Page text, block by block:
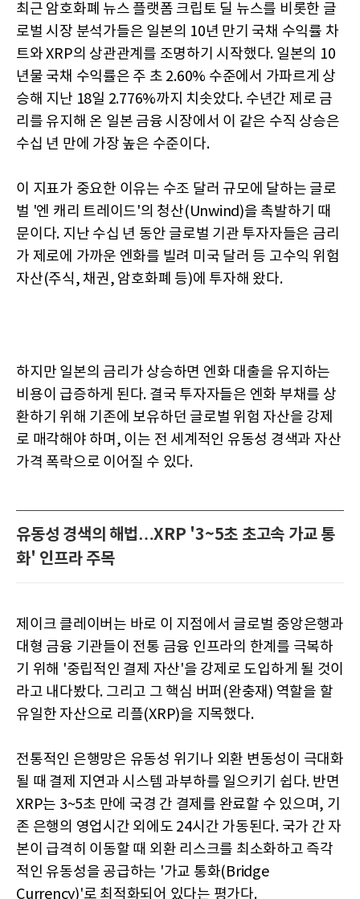
최근 암호화폐 뉴스 플랫폼 크립토 딜 뉴스를 비롯한 글
로벌 시장 분석가들은 일본의 10년 만기 국채 수익률 차
트와 XRP의 상관관계를 조명하기 시작했다. 일본의 10
년물 국채 수익률은 주 초 2.60% 수준에서 가파르게 상
승해 지난 18일 2.776%까지 치솟았다. 수년간 제로 금
리를 유지해 온 일본 금융 시장에서 이 같은 수직 상승은
수십 년 만에 가장 높은 수준이다.
이 지표가 중요한 이유는 수조 달러 규모에 달하는 글로
벌 '엔 캐리 트레이드'의 청산(Unwind)을 촉발하기 때
문이다. 지난 수십 년 동안 글로벌 기관 투자자들은 금리
가 제로에 가까운 엔화를 빌려 미국 달러 등 고수익 위험
자산(주식, 채권, 암호화폐 등)에 투자해 왔다.
하지만 일본의 금리가 상승하면 엔화 대출을 유지하는
비용이 급증하게 된다. 결국 투자자들은 엔화 부채를 상
환하기 위해 기존에 보유하던 글로벌 위험 자산을 강제
로 매각해야 하며, 이는 전 세계적인 유동성 경색과 자산
가격 폭락으로 이어질 수 있다.
유동성 경색의 해법…XRP '3~5초 초고속 가교 통
화' 인프라 주목
제이크 클레이버는 바로 이 지점에서 글로벌 중앙은행과
대형 금융 기관들이 전통 금융 인프라의 한계를 극복하
기 위해 '중립적인 결제 자산'을 강제로 도입하게 될 것이
라고 내다봤다. 그리고 그 핵심 버퍼(완충재) 역할을 할
유일한 자산으로 리플(XRP)을 지목했다.
전통적인 은행망은 유동성 위기나 외환 변동성이 극대화
될 때 결제 지연과 시스템 과부하를 일으키기 쉽다. 반면
XRP는 3~5초 만에 국경 간 결제를 완료할 수 있으며, 기
존 은행의 영업시간 외에도 24시간 가동된다. 국가 간 자
본이 급격히 이동할 때 외환 리스크를 최소화하고 즉각
적인 유동성을 공급하는 '가교 통화(Bridge
Currency)'로 최적화되어 있다는 평가다.